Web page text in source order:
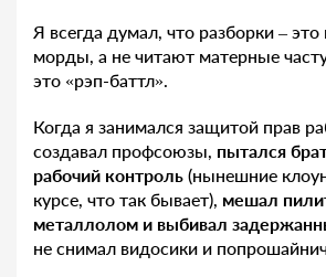
Я всегда думал, что разборки –
морды, а не читают матерные
это «рэп-баттл».
Когда я занимался защитой прав
создавал профсоюзы, пытался
рабочий контроль (нынешние
курсе, что так бывает), мешал
металлолом и выбивал
не снимал видосики и